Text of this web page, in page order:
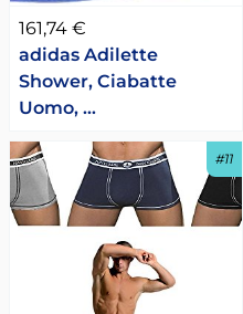
161,74 €
adidas Adilette
Shower, Ciabatte
Uomo, …
#11